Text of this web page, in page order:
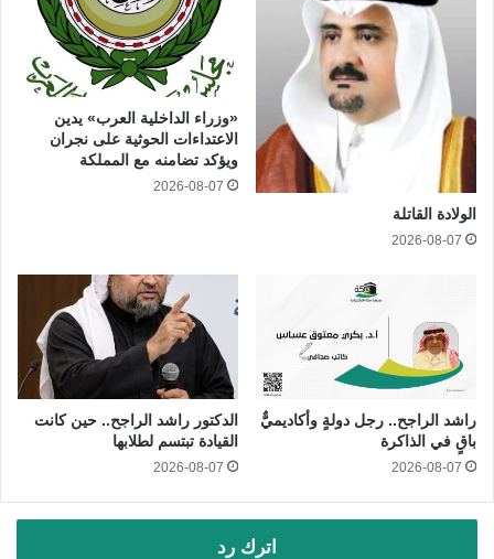
الولادة القاتلة
2026-08-07
«وزراء الداخلية العرب» يدين
الاعتداءات الحوثية على نجران
ويؤكد تضامنه مع المملكة
2026-08-07
راشد الراجح.. رجل دولةٍ وأكاديميٌّ
باقٍ في الذاكرة
2026-08-07
الدكتور راشد الراجح.. حين كانت
القيادة تبتسم لطلابها
2026-08-07
اترك رد